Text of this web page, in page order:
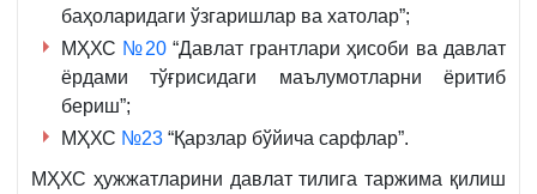
баҳоларидаги ўзгаришлар ва хатолар”;
МҲХС №20“Давлат грантлари ҳисоби ва давлат
ёрдами тўғрисидаги маълумотларни ёритиб
бериш”;
МҲХС №23 “Қарзлар бўйича сарфлар”.
МҲХС ҳужжатларини давлат тилига таржима қилиш